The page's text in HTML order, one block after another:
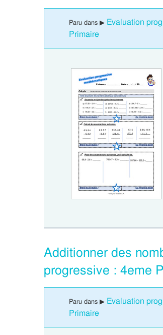
Paru dans ▶ Evaluation
Primaire
Additionner des
progressive : 4eme
Paru dans ▶ Evaluation
Primaire